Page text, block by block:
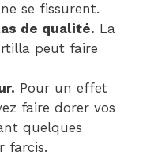
se fissurent.
de qualité. La
peut faire
Pour un effet
faire dorer vos
quelques
farcis.